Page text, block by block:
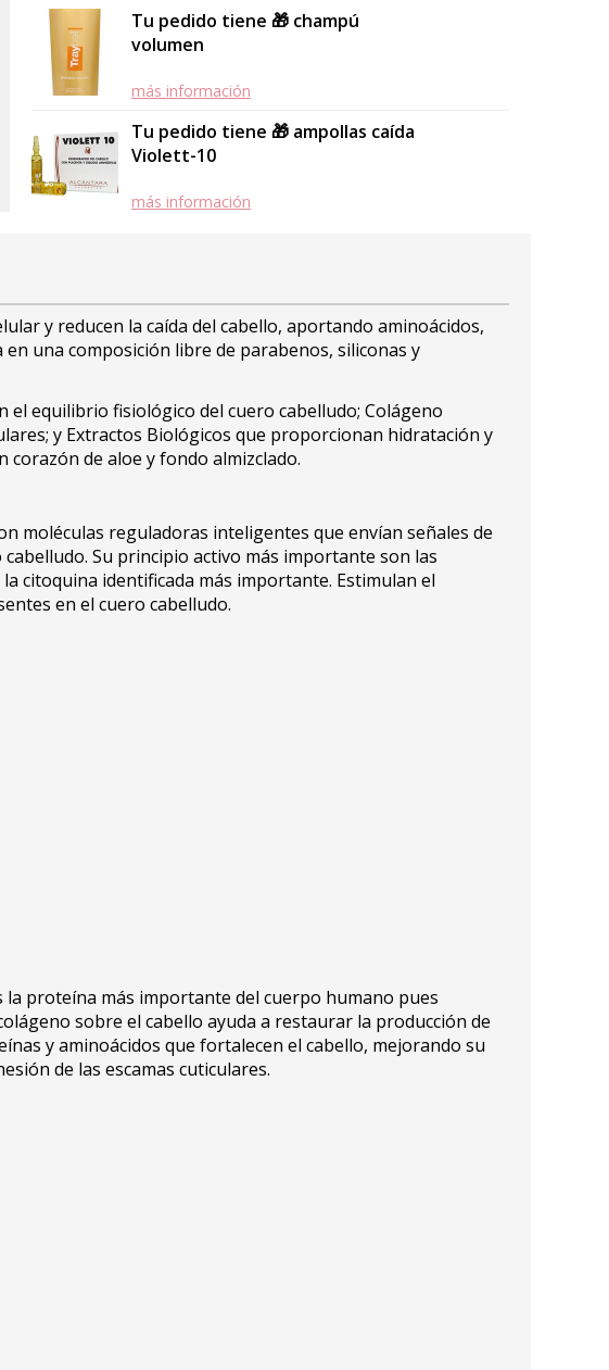
Tu pedido tiene 🎁 champú
volumen
más información
Tu pedido tiene 🎁 ampollas caída
Violett-10
más información
y reducen la caída del cabello, aportando aminoácidos,
una composición libre de parabenos, siliconas y
equilibrio fisiológico del cuero cabelludo; Colágeno
y Extractos Biológicos que proporcionan hidratación y
de aloe y fondo almizclado.
moléculas reguladoras inteligentes que envían señales de
Su principio activo más importante son las
citoquina identificada más importante. Estimulan el
en el cuero cabelludo.
proteína más importante del cuerpo humano pues
sobre el cabello ayuda a restaurar la producción de
y aminoácidos que fortalecen el cabello, mejorando su
de las escamas cuticulares.